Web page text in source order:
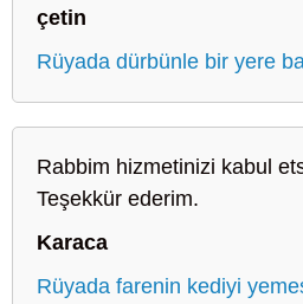
çetin
Rüyada dürbünle bir yere
Rabbim hizmetinizi kabul
Teşekkür ederim.
Karaca
Rüyada farenin kediyi